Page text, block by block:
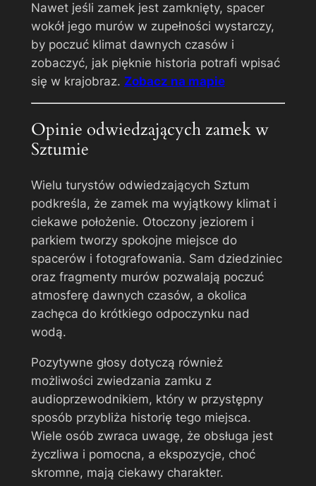
Nawet jeśli zamek jest zamknięty, spacer
wokół jego murów w zupełności wystarczy,
by poczuć klimat dawnych czasów i
zobaczyć, jak pięknie historia potrafi wpisać
się w krajobraz. Zobacz na mapie
Opinie odwiedzających zamek w
Sztumie
Wielu turystów odwiedzających Sztum
podkreśla, że zamek ma wyjątkowy klimat i
ciekawe położenie. Otoczony jeziorem i
parkiem tworzy spokojne miejsce do
spacerów i fotografowania. Sam dziedziniec
oraz fragmenty murów pozwalają poczuć
atmosferę dawnych czasów, a okolica
zachęca do krótkiego odpoczynku nad
wodą.
Pozytywne głosy dotyczą również
możliwości zwiedzania zamku z
audioprzewodnikiem, który w przystępny
sposób przybliża historię tego miejsca.
Wiele osób zwraca uwagę, że obsługa jest
życzliwa i pomocna, a ekspozycje, choć
skromne, mają ciekawy charakter.